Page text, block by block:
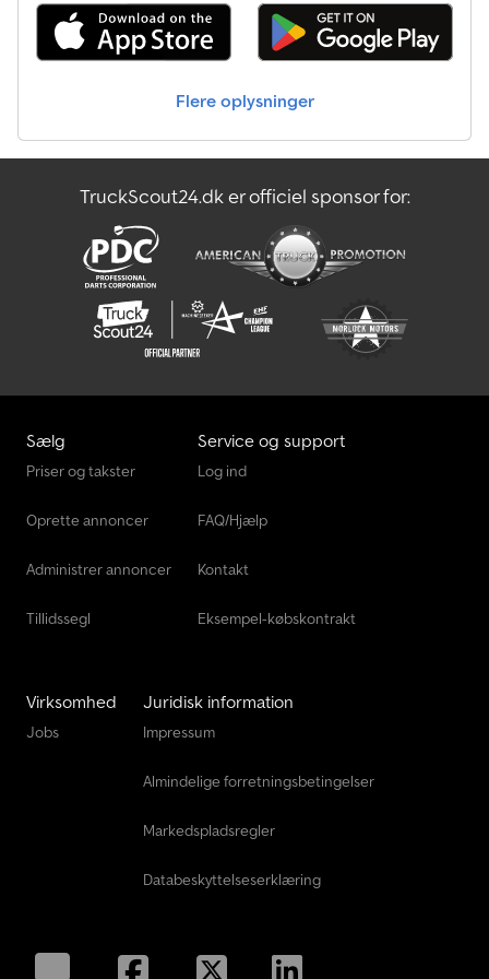
Dieselpartikelfilter 6-trins manuel gearkasse Hydraulisk kippelad
Hydraulisk spil Hydraulisk kippemekanisme LED-lyssøjler
Servostyring Central lås Elektriske vinduer og sidespejle Airbag til
bykøretøj Varmebeskyttelsesglas Forstærket stabilisator på
kg Egenvægt 3230 kg Tilladt totalvægt 5000 kg Motor 2148 ccm -
mellemsalg Vi sælger udelukkende i henhold til vores generelle
forretningsbetingelser og uden nogen form for garanti. Fejl og
mangler, ændringer og forbehold for mellemsalg. Vi er åbne
mandag til fredag fra kl. 9.00 til 17.00, og lørdag efter aftale. Uden
for åbningstiden er telefoniske aftaler mulige. Vi modtager gerne
dit nuværende brugte udstyr/køretøj i bytte. Salg til
erhvervsdrivende og eksportører prioriteres, og dette gælder for
hele vores køretøjsbestand. Ovenstående oplysninger er
Flere oplysninger
TruckScout24.dk er officiel sponsor for:
Sælg
Priser og takster
Oprette annoncer
Administrer annoncer
Tillidssegl
Service og support
Log ind
FAQ/Hjælp
Kontakt
Eksempel-købskontrakt
Virksomhed
Jobs
Juridisk information
Impressum
Almindelige forretningsbetingelser
Markedspladsregler
Databeskyttelseserklæring